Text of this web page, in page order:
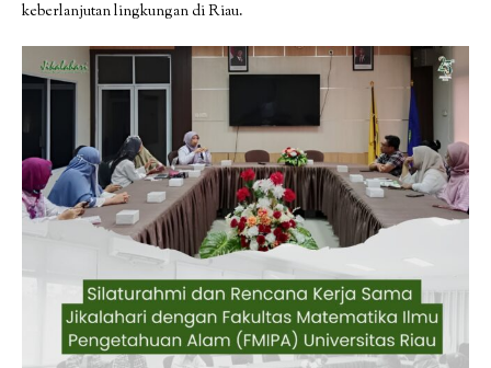
keberlanjutan lingkungan di Riau.